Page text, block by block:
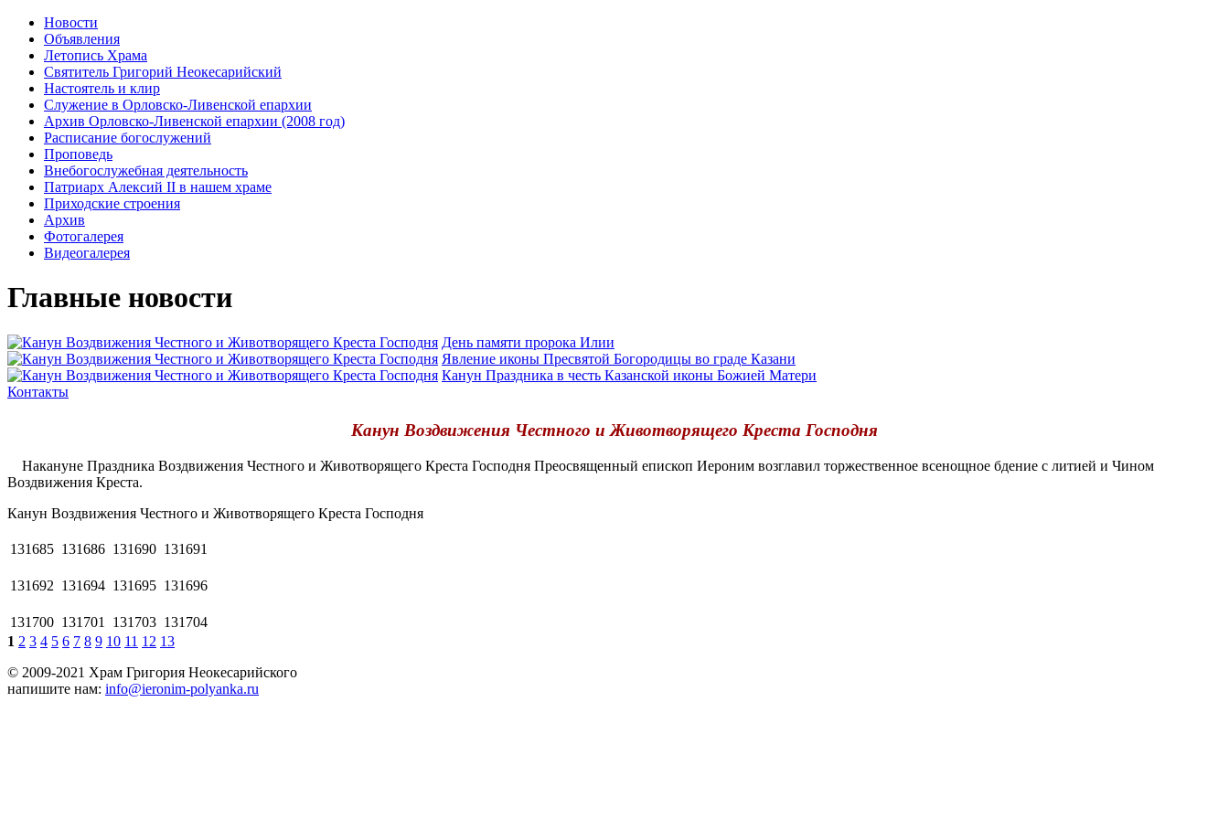
Новости
Объявления
Летопись Храма
Святитель Григорий Неокесарийский
Настоятель и клир
Служение в Орловско-Ливенской епархии
Архив Орловско-Ливенской епархии (2008 год)
Расписание богослужений
Проповедь
Внебогослужебная деятельность
Патриарх Алексий II в нашем храме
Приходские строения
Архив
Фотогалерея
Видеогалерея
Главные новости
День памяти пророка Илии
Явлeние иконы Пресвятой Богородицы во граде Казани
Канун Праздника в честь Казанской иконы Божией Матери
Контакты
Канун Воздвижения Честного и Животворящего Креста Господня
Накануне Праздника Воздвижения Честного и Животворящего Креста Господня Преосвященный епископ Иероним возглавил торжественное всенощное бдение с литией и Чином
Воздвижения Креста.
Канун Воздвижения Честного и Животворящего Креста Господня
131685 131686 131690 131691
131692 131694 131695 131696
131700 131701 131703 131704
1 2 3 4 5 6 7 8 9 10 11 12 13
© 2009-2021 Храм Григория Неокесарийского
напишите нам: info@ieronim-polyanka.ru